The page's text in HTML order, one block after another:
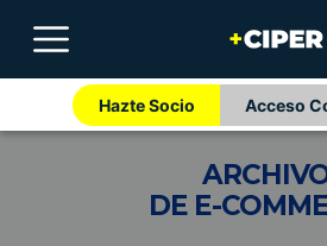
Hazte Socio Acceso
DE E-